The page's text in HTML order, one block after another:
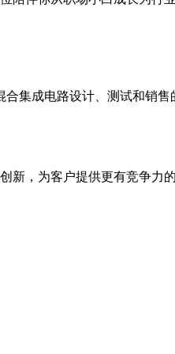
集成电路设计、测试和销售
，为客户提供更有竞争力的